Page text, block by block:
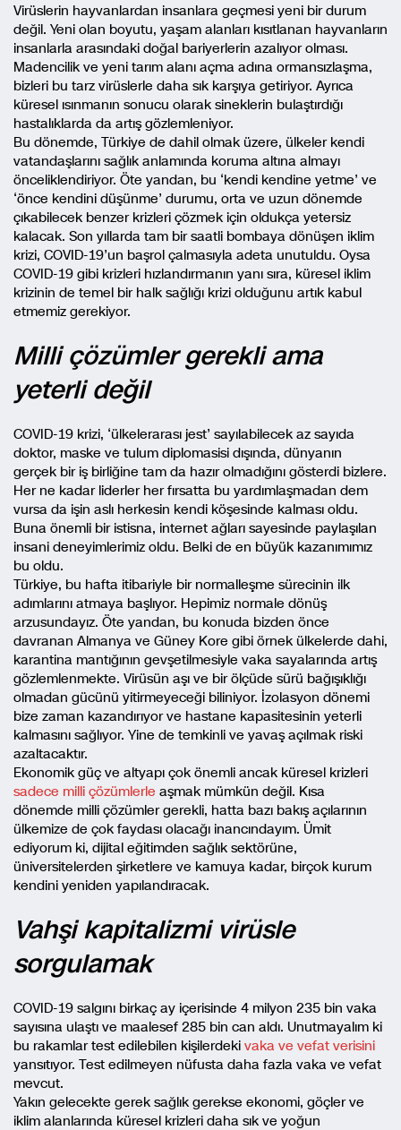
Virüslerin hayvanlardan insanlara geçmesi yeni bir durum
değil. Yeni olan boyutu, yaşam alanları kısıtlanan hayvanların
insanlarla arasındaki doğal bariyerlerin azalıyor olması.
Madencilik ve yeni tarım alanı açma adına ormansızlaşma,
bizleri bu tarz virüslerle daha sık karşıya getiriyor. Ayrıca
küresel ısınmanın sonucu olarak sineklerin bulaştırdığı
hastalıklarda da artış gözlemleniyor.
Bu dönemde, Türkiye de dahil olmak üzere, ülkeler kendi
vatandaşlarını sağlık anlamında koruma altına almayı
önceliklendiriyor. Öte yandan, bu ‘kendi kendine yetme’ ve
‘önce kendini düşünme’ durumu, orta ve uzun dönemde
çıkabilecek benzer krizleri çözmek için oldukça yetersiz
kalacak. Son yıllarda tam bir saatli bombaya dönüşen iklim
krizi, COVID-19’un başrol çalmasıyla adeta unutuldu. Oysa
COVID-19 gibi krizleri hızlandırmanın yanı sıra, küresel iklim
krizinin de temel bir halk sağlığı krizi olduğunu artık kabul
etmemiz gerekiyor.
Milli çözümler gerekli ama
yeterli değil
COVID-19 krizi, ‘ülkelerarası jest’ sayılabilecek az sayıda
doktor, maske ve tulum diplomasisi dışında, dünyanın
gerçek bir iş birliğine tam da hazır olmadığını gösterdi bizlere.
Her ne kadar liderler her fırsatta bu yardımlaşmadan dem
vursa da işin aslı herkesin kendi köşesinde kalması oldu.
Buna önemli bir istisna, internet ağları sayesinde paylaşılan
insani deneyimlerimiz oldu. Belki de en büyük kazanımımız
bu oldu.
Türkiye, bu hafta itibariyle bir normalleşme sürecinin ilk
adımlarını atmaya başlıyor. Hepimiz normale dönüş
arzusundayız. Öte yandan, bu konuda bizden önce
davranan Almanya ve Güney Kore gibi örnek ülkelerde dahi,
karantina mantığının gevşetilmesiyle vaka sayalarında artış
gözlemlenmekte. Virüsün aşı ve bir ölçüde sürü bağışıklığı
olmadan gücünü yitirmeyeceği biliniyor. İzolasyon dönemi
bize zaman kazandırıyor ve hastane kapasitesinin yeterli
kalmasını sağlıyor. Yine de temkinli ve yavaş açılmak riski
azaltacaktır.
Ekonomik güç ve altyapı çok önemli ancak küresel krizleri
sadece milli çözümlerle aşmak mümkün değil. Kısa
dönemde milli çözümler gerekli, hatta bazı bakış açılarının
ülkemize de çok faydası olacağı inancındayım. Ümit
ediyorum ki, dijital eğitimden sağlık sektörüne,
üniversitelerden şirketlere ve kamuya kadar, birçok kurum
kendini yeniden yapılandıracak.
Vahşi kapitalizmi virüsle
sorgulamak
COVID-19 salgını birkaç ay içerisinde 4 milyon 235 bin vaka
sayısına ulaştı ve maalesef 285 bin can aldı. Unutmayalım ki
bu rakamlar test edilebilen kişilerdeki vaka ve vefat verisini
yansıtıyor. Test edilmeyen nüfusta daha fazla vaka ve vefat
mevcut.
Yakın gelecekte gerek sağlık gerekse ekonomi, göçler ve
iklim alanlarında küresel krizleri daha sık ve yoğun